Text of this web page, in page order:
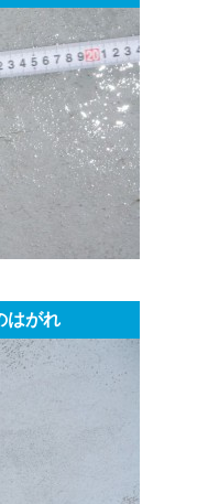
はがれ